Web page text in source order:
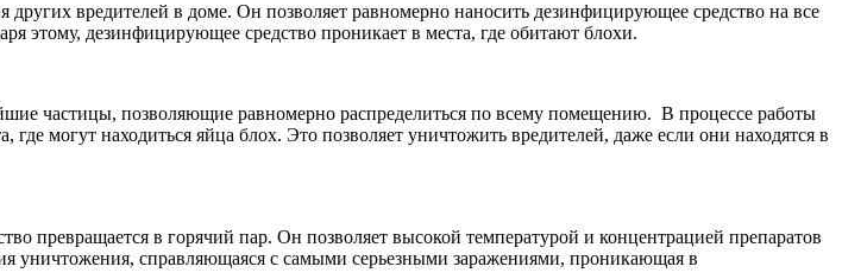
вредителей в доме. Он позволяет равномерно наносить дезинфицирующее средство на все
этому, дезинфицирующее средство проникает в места, где обитают блохи.
частицы, позволяющие равномерно распределиться по всему помещению. В процессе работы
могут находиться яйца блох. Это позволяет уничтожить вредителей, даже если они находятся в
превращается в горячий пар. Он позволяет высокой температурой и концентрацией препаратов
уничтожения, справляющаяся с самыми серьезными заражениями, проникающая в